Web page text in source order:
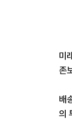
미
존
배
의